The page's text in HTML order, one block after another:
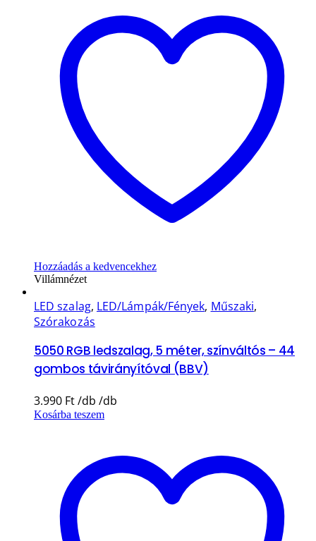
Hozzáadás a kedvencekhez
Villámnézet
LED szalag, LED/Lámpák/Fények, Műszaki,
Szórakozás
5050 RGB ledszalag, 5 méter, színváltós – 44
gombos távirányítóval (BBV)
3.990 Ft
Kosárba teszem